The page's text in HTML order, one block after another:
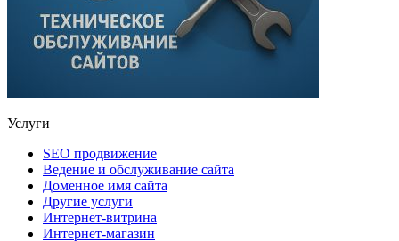
Услуги
SEO продвижение
Ведение и обслуживание сайта
Доменное имя сайта
Другие услуги
Интернет-витрина
Интернет-магазин